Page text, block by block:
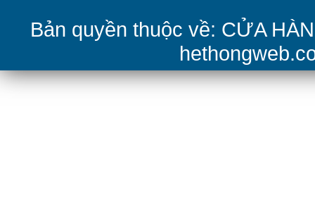
Bản quyền thuộc về: CỬA